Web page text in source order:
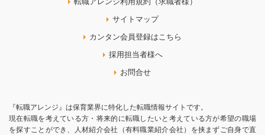
サイトマップ
カンタン会員登録はこちら
採用担当者様へ
お問合せ
『転職アレンジ』は保育業界に特化した転職情報サイトです。
現在転職を考えている方・将来的に転職したいと考えている方が希望の職場
を探すことができ、人材紹介会社（有料職業紹介会社）を挟まずご自身で直